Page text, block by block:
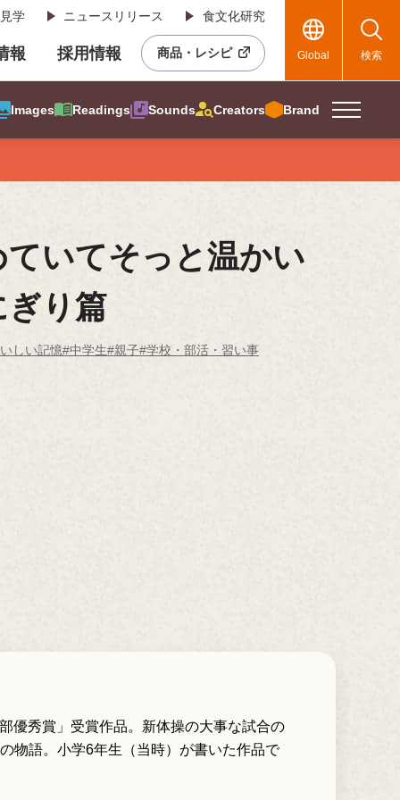
学 ニュースリリース 食文化研究
報 採用情報 商品・レシピ Global 検索
Images Readings Sounds Creators Brand
ていてそっと温かい
ぎり篇
しい記憶#中学生#親子#学校・部活・習い事
優秀賞」受賞作品。新体操の大事な試合の
物語。小学6年生（当時）が書いた作品で